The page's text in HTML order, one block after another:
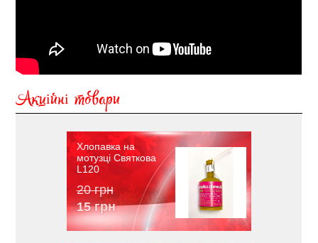
Акційні товари
Хлопавка на
мотузці Святкова
L120
20 грн
15 грн